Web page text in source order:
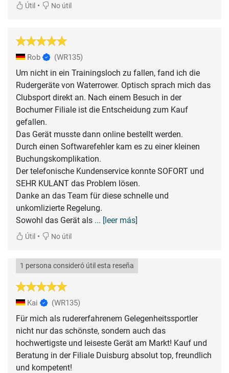
Útil • No útil
Rob (WR135)
Um nicht in ein Trainingsloch zu fallen, fand ich die
Rudergeräte von Waterrower. Optisch sprach mich das
Clubsport direkt an. Nach einem Besuch in der
Bochumer Filiale ist die Entscheidung zum Kauf
gefallen.
Das Gerät musste dann online bestellt werden.
Durch einen Softwarefehler kam es zu einer kleinen
Buchungskomplikation.
Der telefonische Kundenservice konnte SOFORT und
SEHR KULANT das Problem lösen.
Danke an das Team für diese schnelle und
unkomlizierte Regelung.
Sowohl das Gerät als ... [leer más]
Útil • No útil
1 persona consideró útil esta reseña
Kai (WR135)
Für mich als rudererfahrenem Gelegenheitssportler
nicht nur das schönste, sondern auch das
hochwertigste und leiseste Gerät am Markt! Kauf und
Beratung in der Filiale Duisburg absolut top, freundlich
und kompetent!